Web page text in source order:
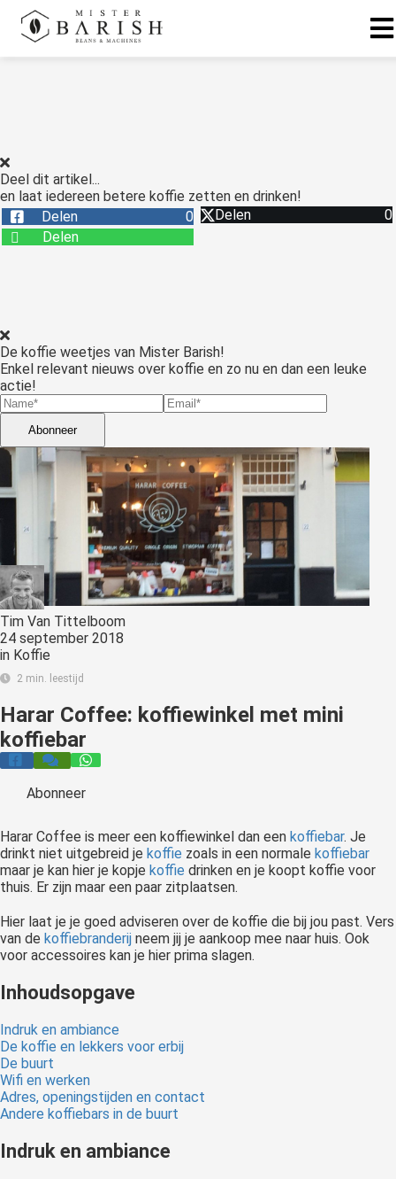
Deel dit artikel...
en laat iedereen betere koffie zetten en drinken!
Delen
0 Delen
0
Delen
De koffie weetjes van Mister Barish!
Enkel relevant nieuws over koffie en zo nu en dan een leuke
actie!
Abonneer
Tim Van Tittelboom
24 september 2018
in Koffie
2 min. leestijd
Harar Coffee: koffiewinkel met mini
koffiebar
Abonneer
Harar Coffee is meer een koffiewinkel dan een koffiebar. Je
drinkt niet uitgebreid je koffie zoals in een normale koffiebar
maar je kan hier je kopje koffie drinken en je koopt koffie voor
thuis. Er zijn maar een paar zitplaatsen.
Hier laat je je goed adviseren over de koffie die bij jou past. Vers
van de koffiebranderij neem jij je aankoop mee naar huis. Ook
voor accessoires kan je hier prima slagen.
Inhoudsopgave
Indruk en ambiance
De koffie en lekkers voor erbij
De buurt
Wifi en werken
Adres, openingstijden en contact
Andere koffiebars in de buurt
Indruk en ambiance
gebruikt
deze
kan de
worden
om
te
over
van
op
gebruikt
te
Hierdoor
website-
van